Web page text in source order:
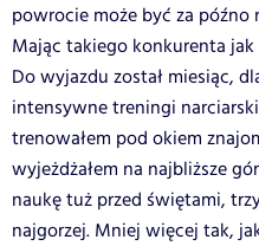
powrocie może być za późno
Mając takiego konkurenta jak
Do wyjazdu został miesiąc,
intensywne treningi
trenowałem pod okiem
wyjeżdżałem na najbliższe
naukę tuż przed świętami,
najgorzej. Mniej więcej tak,